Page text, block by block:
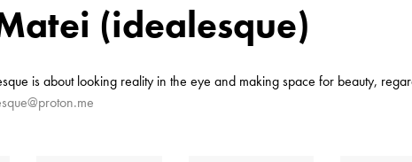
(idealesque)
is about looking reality in the eye and making space for beauty,